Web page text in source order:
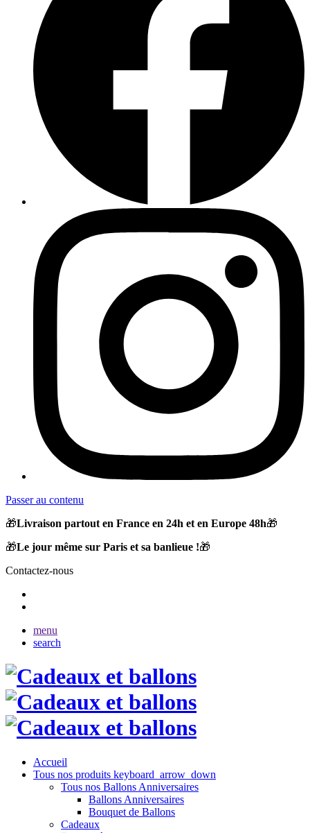
Passer au contenu
🎁Livraison partout en France en 24h et en Europe 48h🎁
🎁Le jour même sur Paris et sa banlieue !🎁
Contactez-nous
menu
search
Accueil
Tous nos produits keyboard_arrow_down
Tous nos Ballons Anniversaires
Ballons Anniversaires
Bouquet de Ballons
Cadeaux